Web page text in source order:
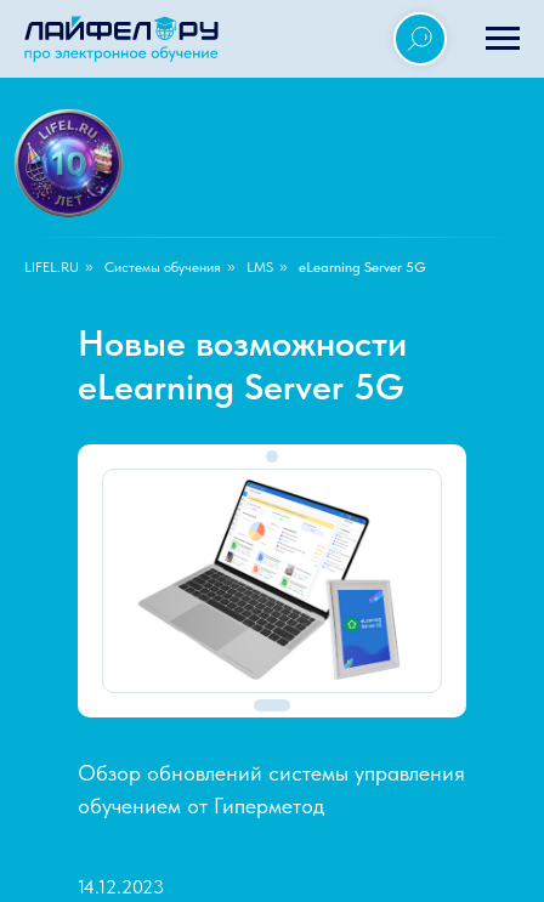
LIFEL.RU » Системы обучения » LMS » eLearning Server 5G
Новые возможности
eLearning Server 5G
14.12.2023
Обзор обновлений системы управления
обучением от Гиперметод